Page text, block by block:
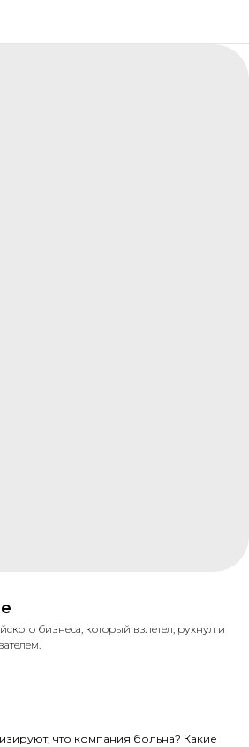
бизнеса, который взлетел, рухнул и
что компания больна? Какие